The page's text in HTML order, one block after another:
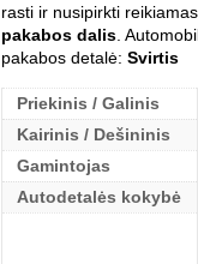
rasti ir nusipirkti reikiamas
pakabos dalis.
pakabos detalė: Svirtis
Priekinis / Galinis
Kairinis / Dešininis
Gamintojas
Autodetalės kokybė